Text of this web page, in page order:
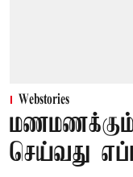
Webstories
மணமணக்கும்
செய்வது